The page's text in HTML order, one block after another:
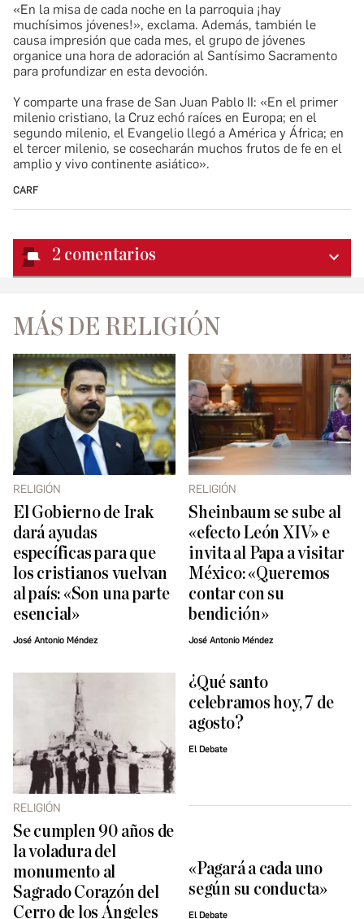
«En la misa de cada noche en la parroquia ¡hay
muchísimos jóvenes!», exclama. Además, también le
causa impresión que cada mes, el grupo de jóvenes
organice una hora de adoración al Santísimo Sacramento
para profundizar en esta devoción.
​Y comparte una frase de San Juan Pablo II: «En el primer
milenio cristiano, la Cruz echó raíces en Europa; en el
segundo milenio, el Evangelio llegó a América y África; en
el tercer milenio, se cosecharán muchos frutos de fe en el
amplio y vivo continente asiático».
CARF
2 comentarios
MÁS DE RELIGIÓN
RELIGIÓN
El Gobierno de Irak
dará ayudas
específicas para que
los cristianos vuelvan
al país: «Son una parte
esencial»
José Antonio Méndez
RELIGIÓN
Sheinbaum se sube al
«efecto León XIV» e
invita al Papa a visitar
México: «Queremos
contar con su
bendición»
José Antonio Méndez
RELIGIÓN
Se cumplen 90 años de
la voladura del
monumento al
Sagrado Corazón del
Cerro de los Ángeles
¿Qué santo
celebramos hoy, 7 de
agosto?
El Debate
«Pagará a cada uno
según su conducta»
El Debate